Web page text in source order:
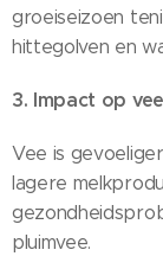
groeiseizoen
hittegolven en
3. Impact op
Vee is
lagere
pluimvee.